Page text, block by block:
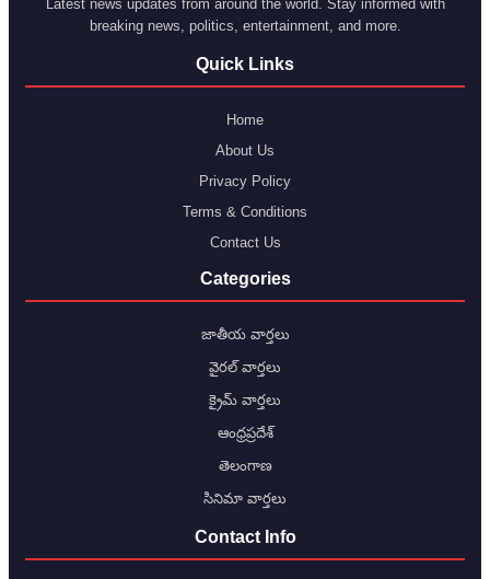
Latest news updates from around the world. Stay informed with
breaking news, politics, entertainment, and more.
Quick Links
Home
About Us
Privacy Policy
Terms & Conditions
Contact Us
Categories
జాతీయ వార్తలు
వైరల్ వార్తలు
క్రైమ్ వార్తలు
ఆంధ్రప్రదేశ్
తెలంగాణ
సినిమా వార్తలు
Contact Info